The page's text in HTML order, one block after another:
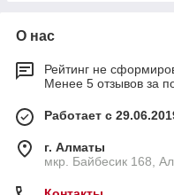
О нас
Рейтинг не
Менее 5 отзывов за
Работает с
г. Алматы
мкр. Байбесик 168,